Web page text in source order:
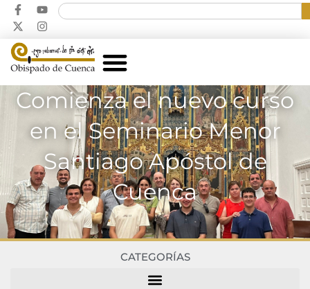
Comienza el nuevo curso
en el Seminario Menor
Santiago Apóstol de
Cuenca
CATEGORÍAS